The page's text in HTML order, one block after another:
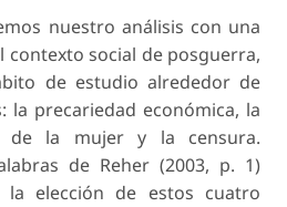
nuestro análisis con una
contexto social de posguerra,
de estudio alrededor de
la precariedad económica, la
de la mujer y la censura.
de Reher (2003, p. 1)
la elección de estos cuatro